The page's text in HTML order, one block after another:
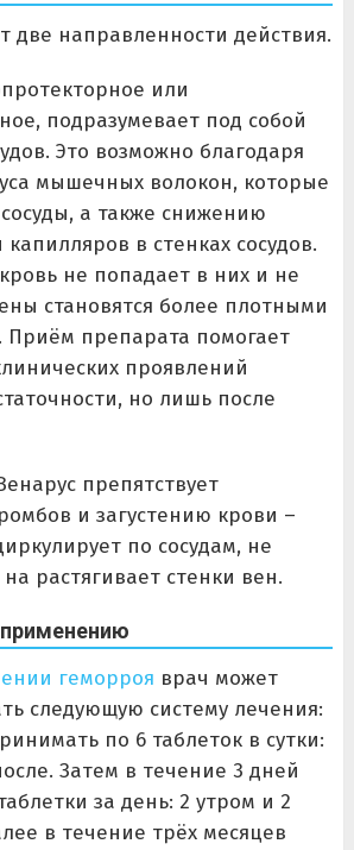
две направленности действия.
или
подразумевает под собой
Это возможно благодаря
мышечных волокон, которые
а также снижению
в стенках сосудов.
не попадает в них и не
становятся более плотными
Приём препарата помогает
проявлений
но лишь после
препятствует
и загустению крови –
по сосудам, не
растягивает стенки вен.
геморроя врач может
следующую систему лечения:
по 6 таблеток в сутки:
Затем в течение 3 дней
за день: 2 утром и 2
в течение трёх месяцев